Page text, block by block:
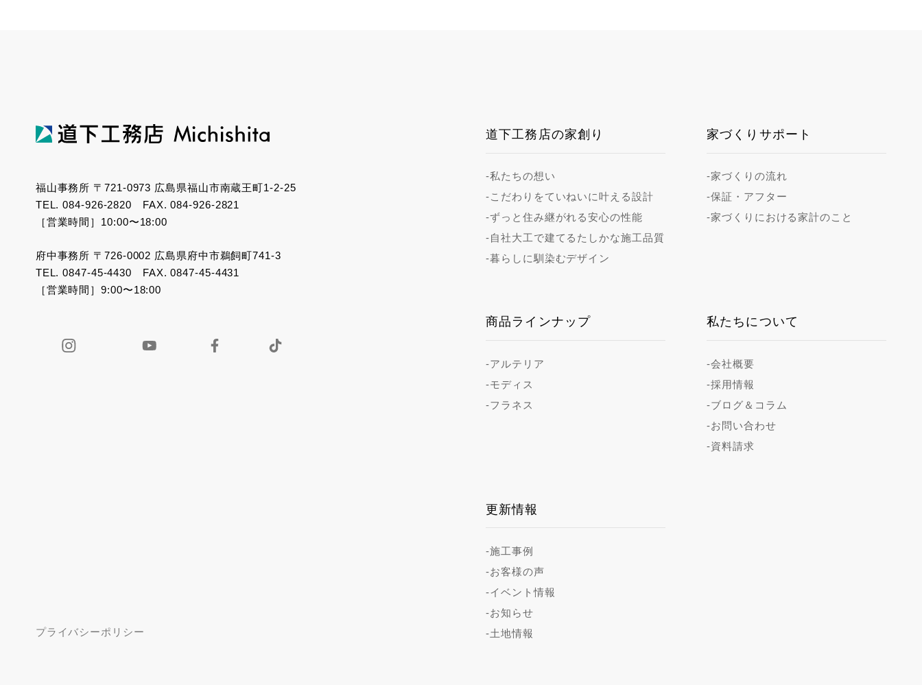
福山事務所 〒721-0973 広島県福山市南蔵王町1-2-25
TEL. 084-926-2820 FAX. 084-926-2821
［営業時間］10:00〜18:00
府中事務所 〒726-0002 広島県府中市鵜飼町741-3
TEL. 0847-45-4430 FAX. 0847-45-4431
［営業時間］9:00〜18:00
プライバシーポリシー
道下工務店の家創り
-私たちの想い
-こだわりをていねいに叶える設計
-ずっと住み継がれる安心の性能
-自社大工で建てるたしかな施工品質
-暮らしに馴染むデザイン
家づくりサポート
-家づくりの流れ
-保証・アフター
-家づくりにおける家計のこと
商品ラインナップ
-アルテリア
-モディス
-フラネス
私たちについて
-会社概要
-採用情報
-ブログ＆コラム
-お問い合わせ
-資料請求
更新情報
-施工事例
-お客様の声
-イベント情報
-お知らせ
-土地情報